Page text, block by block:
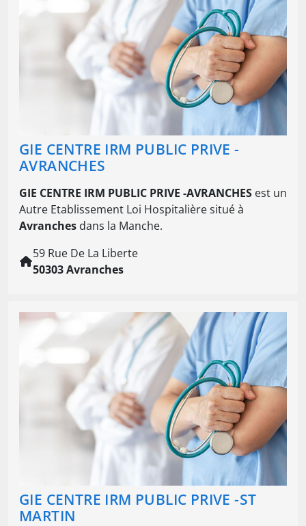
GIE CENTRE IRM PUBLIC PRIVE -
AVRANCHES
GIE CENTRE IRM PUBLIC PRIVE -AVRANCHES est un
Autre Etablissement Loi Hospitalière situé à
Avranches dans la Manche.
59 Rue De La Liberte
50303 Avranches
GIE CENTRE IRM PUBLIC PRIVE -ST
MARTIN